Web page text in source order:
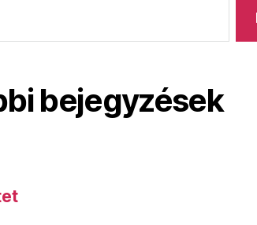
bejegyzések